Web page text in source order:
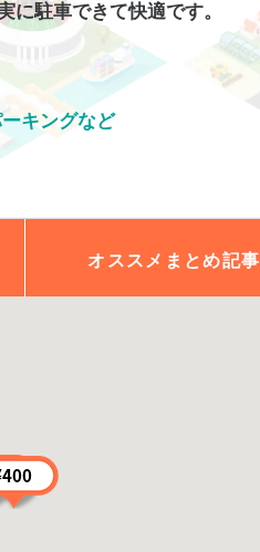
に駐車できて快適です。
キングなど
オススメ まとめ記事